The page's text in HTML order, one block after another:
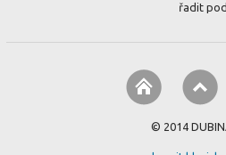
řadit
© 2014